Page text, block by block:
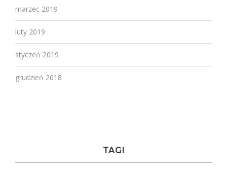
marzec 2019
luty 2019
styczeń 2019
grudzień 2018
TAGI